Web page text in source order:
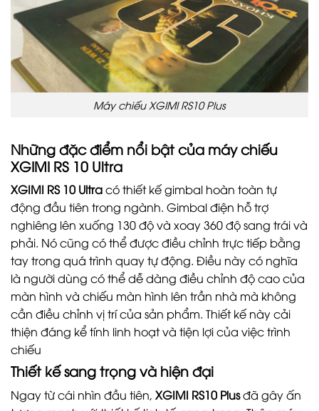
Máy chiếu XGIMI RS10 Plus
Những đặc điểm nổi bật của máy chiếu
XGIMI RS 10 Ultra
XGIMI RS 10 Ultracó thiết kế gimbal hoàn toàn tự
động đầu tiên trong ngành. Gimbal điện hỗ trợ
nghiêng lên xuống 130 độ và xoay 360 độ sang trái và
phải. Nó cũng có thể được điều chỉnh trực tiếp bằng
tay trong quá trình quay tự động. Điều này có nghĩa
là người dùng có thể dễ dàng điều chỉnh độ cao của
màn hình và chiếu màn hình lên trần nhà mà không
cần điều chỉnh vị trí của sản phẩm. Thiết kế này cải
thiện đáng kể tính linh hoạt và tiện lợi của việc trình
chiếu
Thiết kế sang trọng và hiện đại
Ngay từ cái nhìn đầu tiên, XGIMI RS10 Plusđã gây ấn